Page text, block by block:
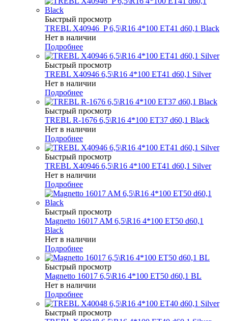
Быстрый просмотр
TREBL X40946_P 6,5\R16 4*100 ET41 d60,1 Black
Нет в наличии
Подробнее
Быстрый просмотр
TREBL X40946 6,5\R16 4*100 ET41 d60,1 Silver
Нет в наличии
Подробнее
Быстрый просмотр
TREBL R-1676 6,5\R16 4*100 ET37 d60,1 Black
Нет в наличии
Подробнее
Быстрый просмотр
TREBL X40946 6,5\R16 4*100 ET41 d60,1 Silver
Нет в наличии
Подробнее
Быстрый просмотр
Magnetto 16017 AM 6,5\R16 4*100 ET50 d60,1
Black
Нет в наличии
Подробнее
Быстрый просмотр
Magnetto 16017 6,5\R16 4*100 ET50 d60,1 BL
Нет в наличии
Подробнее
Быстрый просмотр